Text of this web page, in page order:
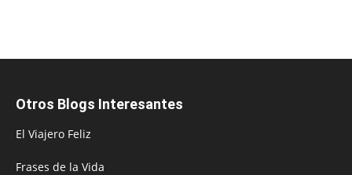
Otros Blogs Interesantes
El Viajero Feliz
Frases de la Vida